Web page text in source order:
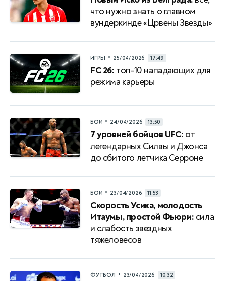
что нужно знать о главном
вундеркинде «Црвены Звезды»
ИГРЫ • 25/04/2026 17:49
FC 26: топ-10 нападающих для
режима карьеры
БОИ • 24/04/2026 13:50
7 уровней бойцов UFC: от
легендарных Силвы и Джонса
до сбитого летчика Серроне
БОИ • 23/04/2026 11:53
Скорость Усика, молодость
Итаумы, простой Фьюри: сила
и слабость звездных
тяжеловесов
ФУТБОЛ • 23/04/2026 10:32